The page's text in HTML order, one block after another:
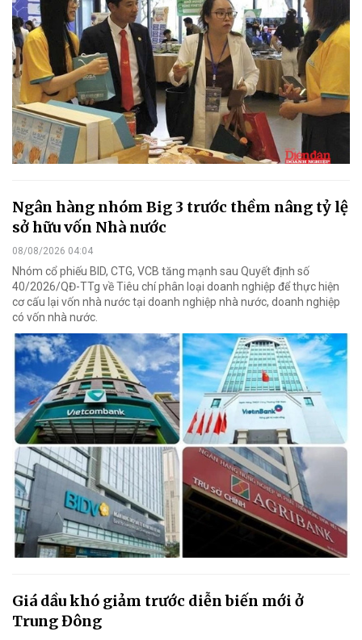
Ngân hàng nhóm Big 3 trước thềm nâng tỷ lệ
sở hữu vốn Nhà nước
08/08/2026 04:04
Nhóm cổ phiếu BID, CTG, VCB tăng mạnh sau Quyết định số
40/2026/QĐ-TTg về Tiêu chí phân loại doanh nghiệp để thực hiện
cơ cấu lại vốn nhà nước tại doanh nghiệp nhà nước, doanh nghiệp
có vốn nhà nước.
Giá dầu khó giảm trước diễn biến mới ở
Trung Đông